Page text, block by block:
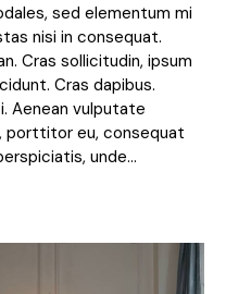
sed elementum mi
nisi in consequat.
Cras sollicitudin, ipsum
Cras dapibus.
Aenean vulputate
porttitor eu, consequat
unde…